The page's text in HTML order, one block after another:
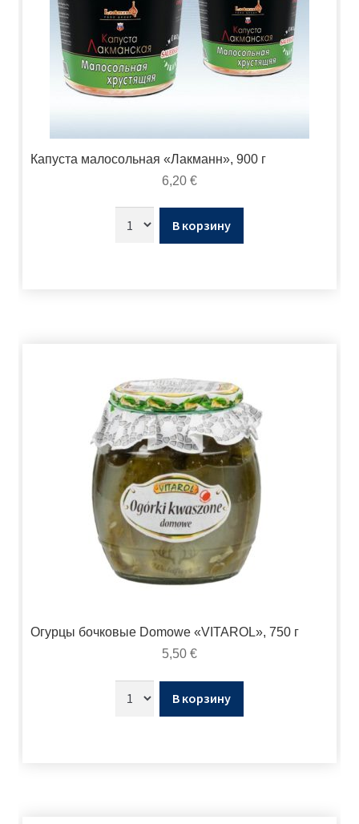
Капуста малосольная «Лакманн», 900 г
6,20 €
В корзину
Огурцы бочковые Domowe «VITAROL», 750 г
5,50 €
В корзину